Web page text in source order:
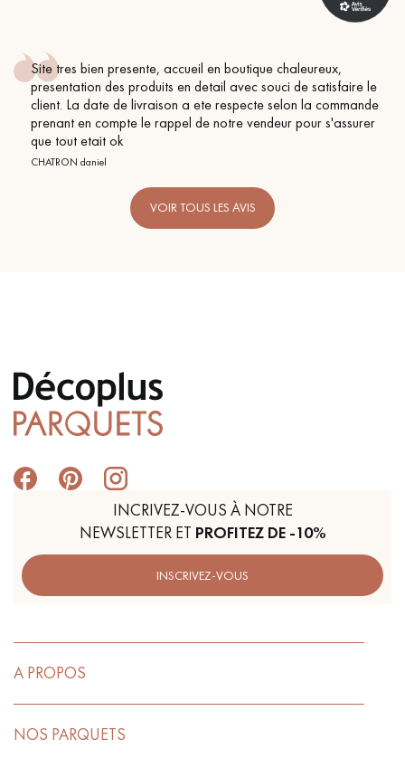
Un expert Décoplus Parquets vous appelle
Demandez un rendez-vous personnalisé
Site tres bien presente, accueil en boutique chaleureux,
presentation des produits en detail avec souci de satisfaire le
client. La date de livraison a ete respecte selon la commande
prenant en compte le rappel de notre vendeur pour s'assurer
que tout etait ok
CHATRON daniel
VOIR TOUS LES AVIS
INCRIVEZ-VOUS À NOTRE
NEWSLETTER ET PROFITEZ DE -10%
INSCRIVEZ-VOUS
A PROPOS
NOS PARQUETS